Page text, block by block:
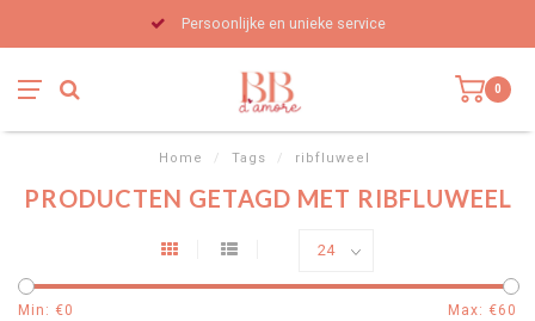
Persoonlijke en unieke service
0
Home / Tags / ribfluweel
PRODUCTEN GETAGD MET RIBFLUWEEL
Min: €0 Max: €60